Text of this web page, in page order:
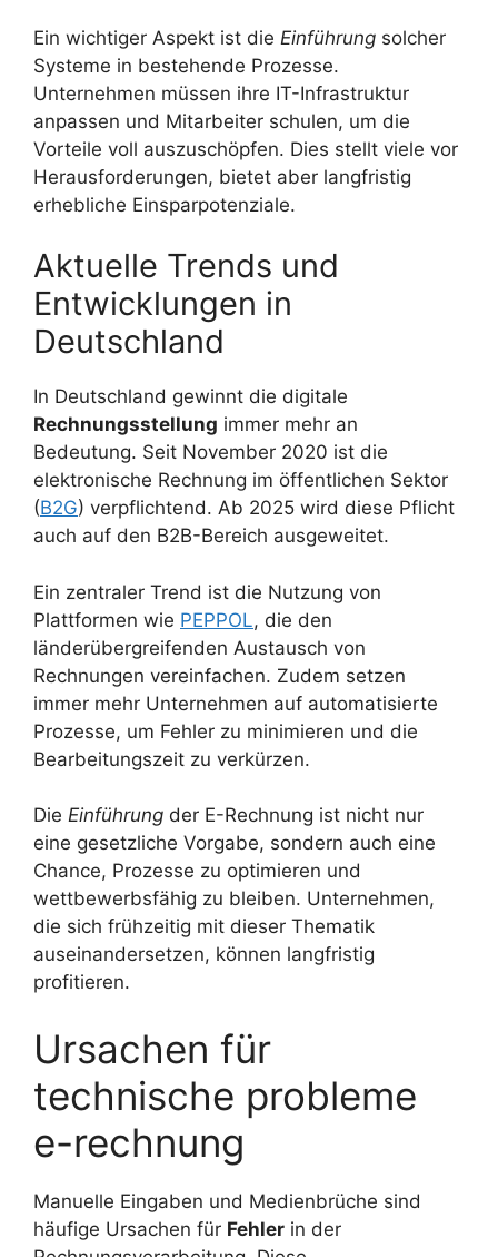
Ein wichtiger Aspekt ist die Einführung solcher
Systeme in bestehende Prozesse.
Unternehmen müssen ihre IT-Infrastruktur
anpassen und Mitarbeiter schulen, um die
Vorteile voll auszuschöpfen. Dies stellt viele vor
Herausforderungen, bietet aber langfristig
erhebliche Einsparpotenziale.
Aktuelle Trends und
Entwicklungen in
Deutschland
In Deutschland gewinnt die digitale
Rechnungsstellung immer mehr an
Bedeutung. Seit November 2020 ist die
elektronische Rechnung im öffentlichen Sektor
(B2G) verpflichtend. Ab 2025 wird diese Pflicht
auch auf den B2B-Bereich ausgeweitet.
Ein zentraler Trend ist die Nutzung von
Plattformen wie PEPPOL, die den
länderübergreifenden Austausch von
Rechnungen vereinfachen. Zudem setzen
immer mehr Unternehmen auf automatisierte
Prozesse, um Fehler zu minimieren und die
Bearbeitungszeit zu verkürzen.
Die Einführung der E-Rechnung ist nicht nur
eine gesetzliche Vorgabe, sondern auch eine
Chance, Prozesse zu optimieren und
wettbewerbsfähig zu bleiben. Unternehmen,
die sich frühzeitig mit dieser Thematik
auseinandersetzen, können langfristig
profitieren.
Ursachen für
technische probleme
e-rechnung
Manuelle Eingaben und Medienbrüche sind
häufige Ursachen für Fehler in der